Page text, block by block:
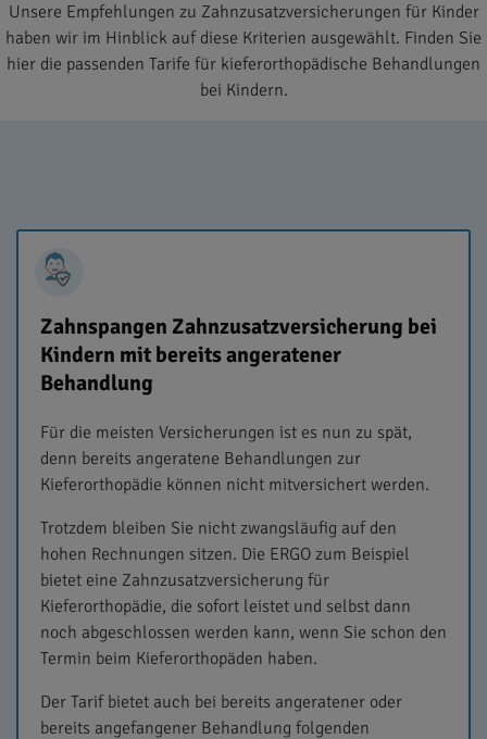
Unsere Empfehlungen zu Zahnzusatzversicherungen für Kinder
haben wir im Hinblick auf diese Kriterien ausgewählt. Finden Sie
hier die passenden Tarife für kieferorthopädische Behandlungen
bei Kindern.
Zahnspangen Zahnzusatzversicherung bei
Kindern mit bereits angeratener
Behandlung
Für die meisten Versicherungen ist es nun zu spät,
denn bereits angeratene Behandlungen zur
Kieferorthopädie können nicht mitversichert werden.
Trotzdem bleiben Sie nicht zwangsläufig auf den
hohen Rechnungen sitzen. Die ERGO zum Beispiel
bietet eine Zahnzusatzversicherung für
Kieferorthopädie, die sofort leistet und selbst dann
noch abgeschlossen werden kann, wenn Sie schon den
Termin beim Kieferorthopäden haben.
Der Tarif bietet auch bei bereits angeratener oder
bereits angefangener Behandlung folgenden